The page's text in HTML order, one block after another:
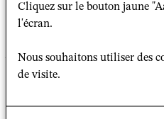
La chancellerie des
volonté d’Emma Hertz,
meilleure œuvre qui lui sera
Cliquez sur le bouton jaune
l'écran.
Nous souhaitons utiliser des
de visite.